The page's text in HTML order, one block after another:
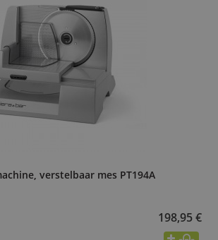
verstelbaar mes PT194A
198,95 €